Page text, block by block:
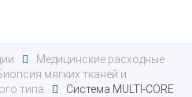
Медицинские расходные
мягких тканей и
типа
Система MULTI-CORE